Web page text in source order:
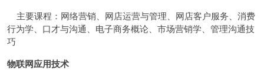
主要课程：网络营销、网店运营与管理、网店客户服务、消费
行为学、口才与沟通、电子商务概论、市场营销学、管理沟通技
巧
物联网应用技术